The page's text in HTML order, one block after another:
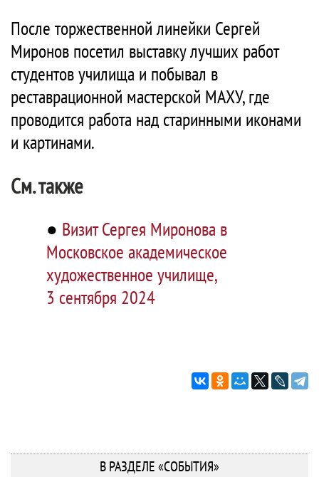
После торжественной линейки Сергей
Миронов посетил выставку лучших работ
студентов училища и побывал в
реставрационной мастерской МАХУ, где
проводится работа над старинными иконами
и картинами.
См. также
● Визит Сергея Миронова в
Московское академическое
художественное училище,
3 сентября 2024
В РАЗДЕЛЕ «СОБЫТИЯ»